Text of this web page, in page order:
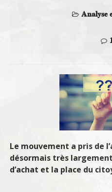
Analyse
Le mouvement a pris de
désormais très
d’achat et la place du